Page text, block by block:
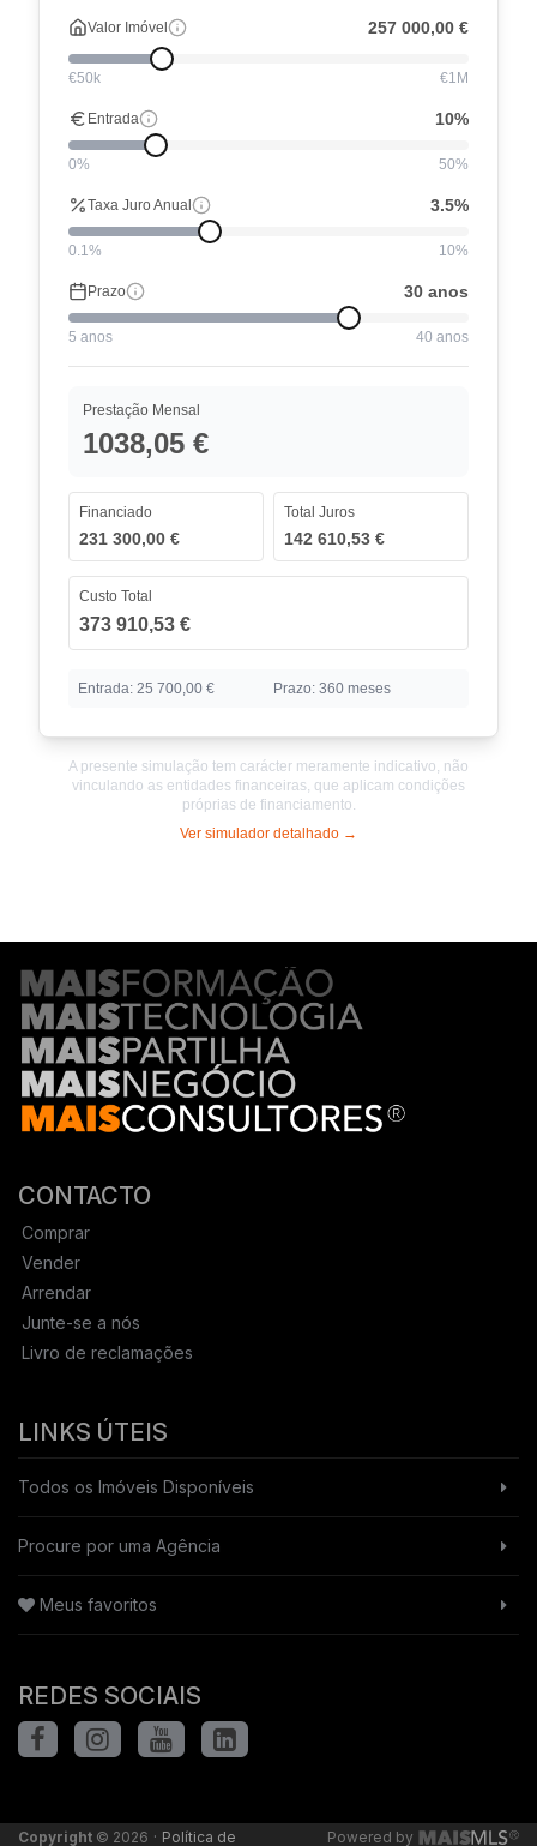
CONTACTO
Comprar
Vender
Arrendar
Junte-se a nós
Livro de reclamações
LINKS ÚTEIS
Todos os Imóveis Disponíveis
Procure por uma Agência
Meus favoritos
REDES SOCIAIS
Copyright © 2026 · Política de Powered by